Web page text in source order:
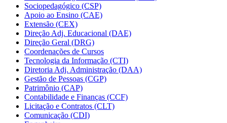
Sociopedagógico (CSP)
Apoio ao Ensino (CAE)
Extensão (CEX)
Direção Adj. Educacional (DAE)
Direção Geral (DRG)
Coordenações de Cursos
Tecnologia da Informação (CTI)
Diretoria Adj. Administração (DAA)
Gestão de Pessoas (CGP)
Patrimônio (CAP)
Contabilidade e Finanças (CCF)
Licitação e Contratos (CLT)
Comunicação (CDI)